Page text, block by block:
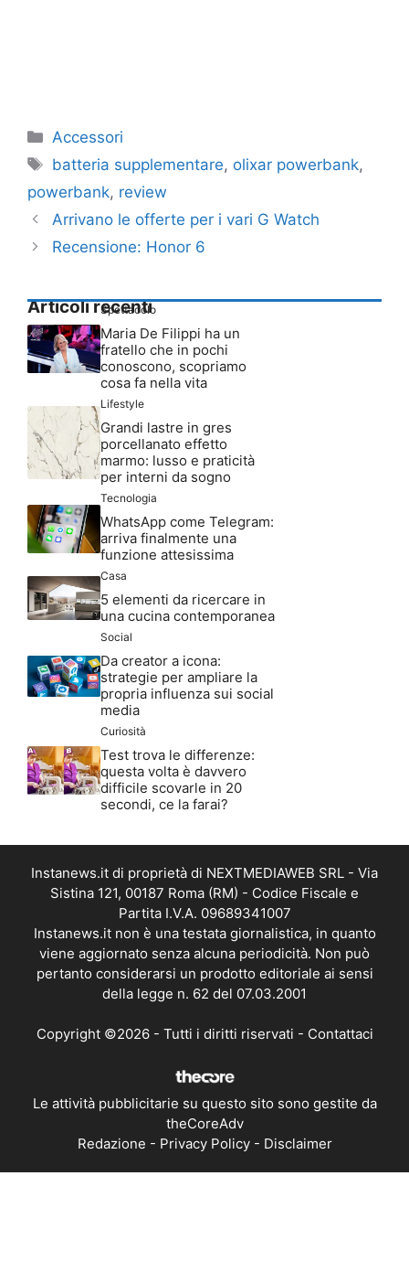
Categorie
Accessori
Tag
batteria supplementare, olixar powerbank,
powerbank, review
Arrivano le offerte per i vari G Watch
Recensione: Honor 6
Articoli recenti
Spettacolo
Maria De Filippi ha un
fratello che in pochi
conoscono, scopriamo
cosa fa nella vita
Lifestyle
Grandi lastre in gres
porcellanato effetto
marmo: lusso e praticità
per interni da sogno
Tecnologia
WhatsApp come Telegram:
arriva finalmente una
funzione attesissima
Casa
5 elementi da ricercare in
una cucina contemporanea
Social
Da creator a icona:
strategie per ampliare la
propria influenza sui social
media
Curiosità
Test trova le differenze:
questa volta è davvero
difficile scovarle in 20
secondi, ce la farai?
Instanews.it di proprietà di NEXTMEDIAWEB SRL - Via
Sistina 121, 00187 Roma (RM) - Codice Fiscale e
Partita I.V.A. 09689341007
Instanews.it non è una testata giornalistica, in quanto
viene aggiornato senza alcuna periodicità. Non può
pertanto considerarsi un prodotto editoriale ai sensi
della legge n. 62 del 07.03.2001
Copyright ©2026 - Tutti i diritti riservati - Contattaci
Le attività pubblicitarie su questo sito sono gestite da
theCoreAdv
Redazione - Privacy Policy- Disclaimer